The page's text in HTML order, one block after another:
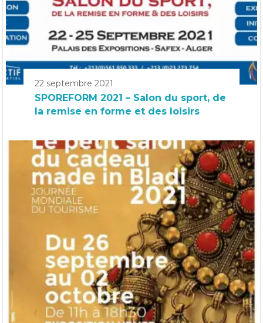
22 septembre 2021
SPOREFORM 2021 – Salon du sport, de
la remise en forme et des loisirs